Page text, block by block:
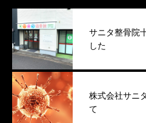
サニタ整骨院
した
株式会社サニ
て